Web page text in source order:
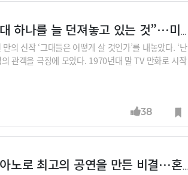
내안의 창조본능⑦ “창의는 머릿속에 낚싯대 하나를 늘 던져놓고 있는 것”…미야자키 하야오의 창의력은 어디서 오는가
의 신작 ‘그대들은 어떻게 살 것인가’를 내놓았다. ‘난
관객을 극장에 모았다. 1970년대 말 TV 만화로 시작
신이 이뤄지는 과정이 궁금했다. NHK 방송사의 4부
다.1. “창작이란 머릿속에 낚싯대 하나를 늘 던져놓
다. 더구나 그는 자신도 보지 못한 존재들을 상상으로
38
내 안의 창조본능⑥ 키스 자렛이 연습용 피아노로 최고의 공연을 만든 비결…혼돈을 끌어안아야 새로운 길이 나온다